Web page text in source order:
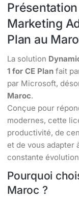
Marketing
Plan au
La solution
1 for CE Plan fait
par Microsoft,
Maroc.
Conçue pour
modernes, cette
productivité, de
et de vous adapter
constante
Pourquoi
Maroc ?